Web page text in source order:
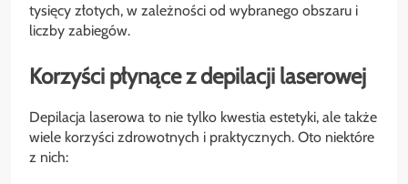
tysięcy złotych, w zależności od wybranego obszaru i
liczby zabiegów.
Korzyści płynące z depilacji laserowej
Depilacja laserowa to nie tylko kwestia estetyki, ale także
wiele korzyści zdrowotnych i praktycznych. Oto niektóre
z nich: